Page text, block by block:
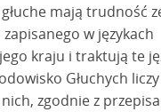
mają trudność
w językach
kraju i traktują te
Głuchych
zgodnie z